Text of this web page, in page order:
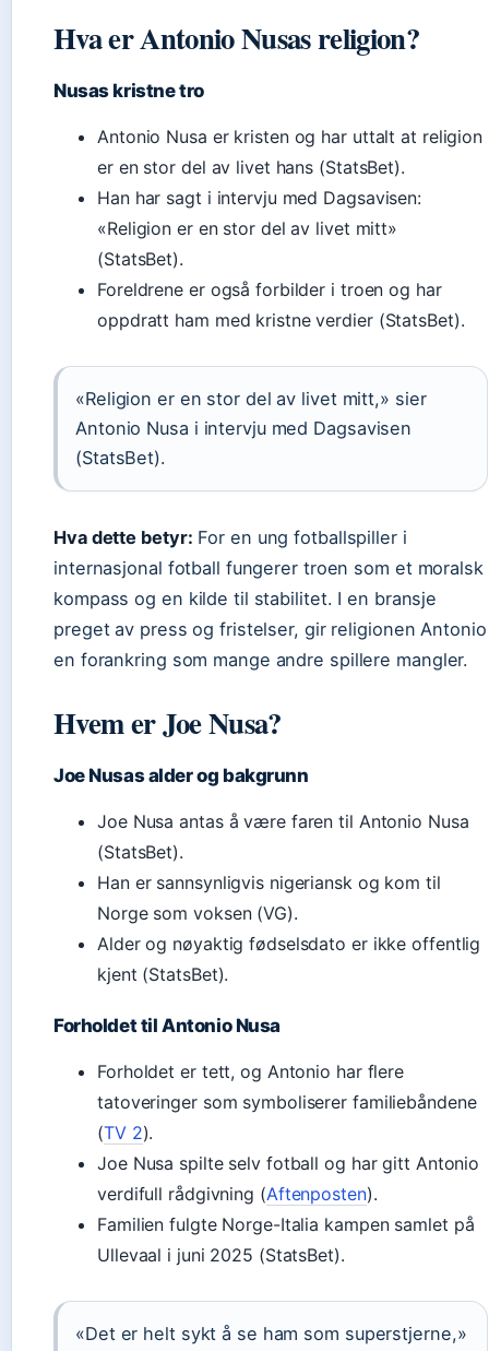
Hva er Antonio Nusas religion?
Nusas kristne tro
Antonio Nusa er kristen og har uttalt at religion
er en stor del av livet hans (StatsBet).
Han har sagt i intervju med Dagsavisen:
«Religion er en stor del av livet mitt»
(StatsBet).
Foreldrene er også forbilder i troen og har
oppdratt ham med kristne verdier (StatsBet).
«Religion er en stor del av livet mitt,» sier
Antonio Nusa i intervju med Dagsavisen
(StatsBet).
Hva dette betyr: For en ung fotballspiller i
internasjonal fotball fungerer troen som et moralsk
kompass og en kilde til stabilitet. I en bransje
preget av press og fristelser, gir religionen Antonio
en forankring som mange andre spillere mangler.
Hvem er Joe Nusa?
Joe Nusas alder og bakgrunn
Joe Nusa antas å være faren til Antonio Nusa
(StatsBet).
Han er sannsynligvis nigeriansk og kom til
Norge som voksen (VG).
Alder og nøyaktig fødselsdato er ikke offentlig
kjent (StatsBet).
Forholdet til Antonio Nusa
Forholdet er tett, og Antonio har flere
tatoveringer som symboliserer familiebåndene
(TV 2).
Joe Nusa spilte selv fotball og har gitt Antonio
verdifull rådgivning (Aftenposten).
Familien fulgte Norge-Italia kampen samlet på
Ullevaal i juni 2025 (StatsBet).
«Det er helt sykt å se ham som superstjerne,»